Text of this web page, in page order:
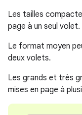
Les tailles
page à un seul volet.
Le format moyen
deux volets.
Les grands et très
mises en page à